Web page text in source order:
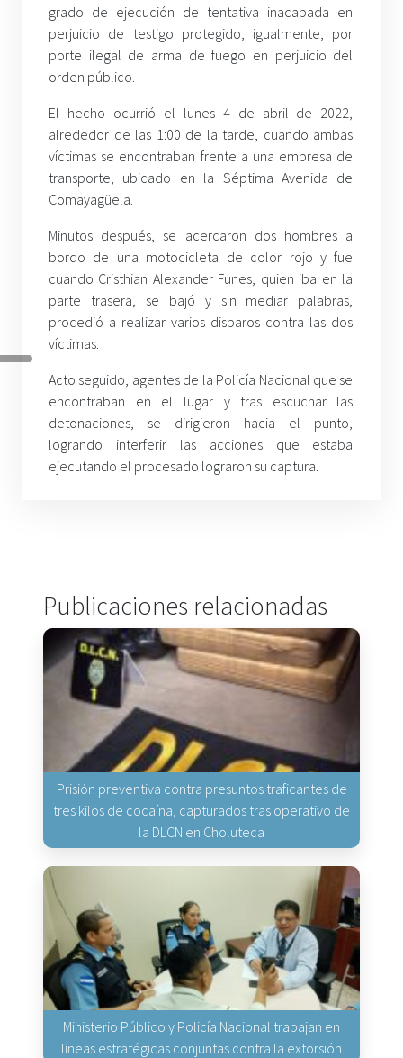
grado de ejecución de tentativa inacabada en
perjuicio de testigo protegido, igualmente, por
porte ilegal de arma de fuego en perjuicio del
orden público.
El hecho ocurrió el lunes 4 de abril de 2022,
alrededor de las 1:00 de la tarde, cuando ambas
víctimas se encontraban frente a una empresa de
transporte, ubicado en la Séptima Avenida de
Comayagüela.
Minutos después, se acercaron dos hombres a
bordo de una motocicleta de color rojo y fue
cuando Cristhian Alexander Funes, quien iba en la
parte trasera, se bajó y sin mediar palabras,
procedió a realizar varios disparos contra las dos
víctimas.
Acto seguido, agentes de la Policía Nacional que se
encontraban en el lugar y tras escuchar las
detonaciones, se dirigieron hacia el punto,
logrando interferir las acciones que estaba
ejecutando el procesado lograron su captura.
Publicaciones relacionadas
Prisión preventiva contra presuntos traficantes de
tres kilos de cocaína, capturados tras operativo de
la DLCN en Choluteca
Ministerio Público y Policía Nacional trabajan en
líneas estratégicas conjuntas contra la extorsión